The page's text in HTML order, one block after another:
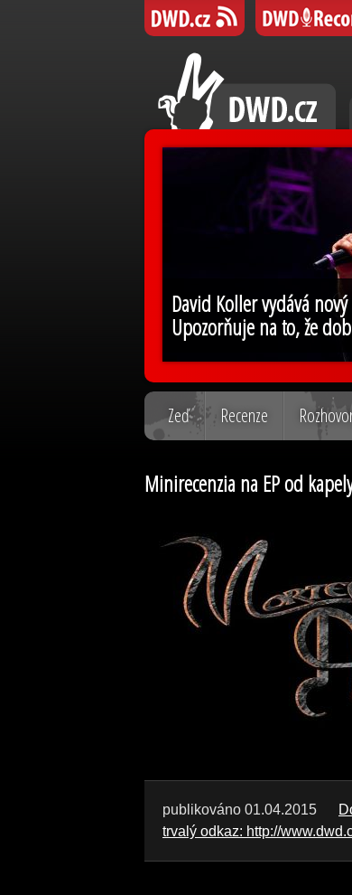
David Koller vydává
Upozorňuje na to, že
Zeď Recenze
Minirecenzia na EP od
publikováno 01.04.2015
trvalý odkaz: http://